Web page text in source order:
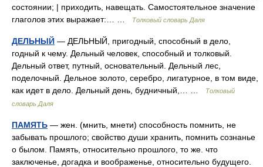
состоянии; | приходить, навещать. Самостоятельное значение
глаголов этих выражает:… …
Толковый словарь Даля
ДЕЛЬНЫЙ — ДЕЛЬНЫЙ, пригодный, способный в дело,
годный к чему. Дельный человек, способный и толковый.
Дельный ответ, путный, основательный. Дельный лес,
поделочный. Дельное золото, серебро, лигатурное, в том виде,
как идет в дело. Дельный день, будничный,… …
Толковый
словарь Даля
ПАМЯТЬ — жен. (мнить, мнети) способность помнить, не
забывать прошлого; свойство души хранить, помнить сознанье
о былом. Память, относительно прошлого, то же. что
заключенье, догадка и воображенье, относительно будущего.